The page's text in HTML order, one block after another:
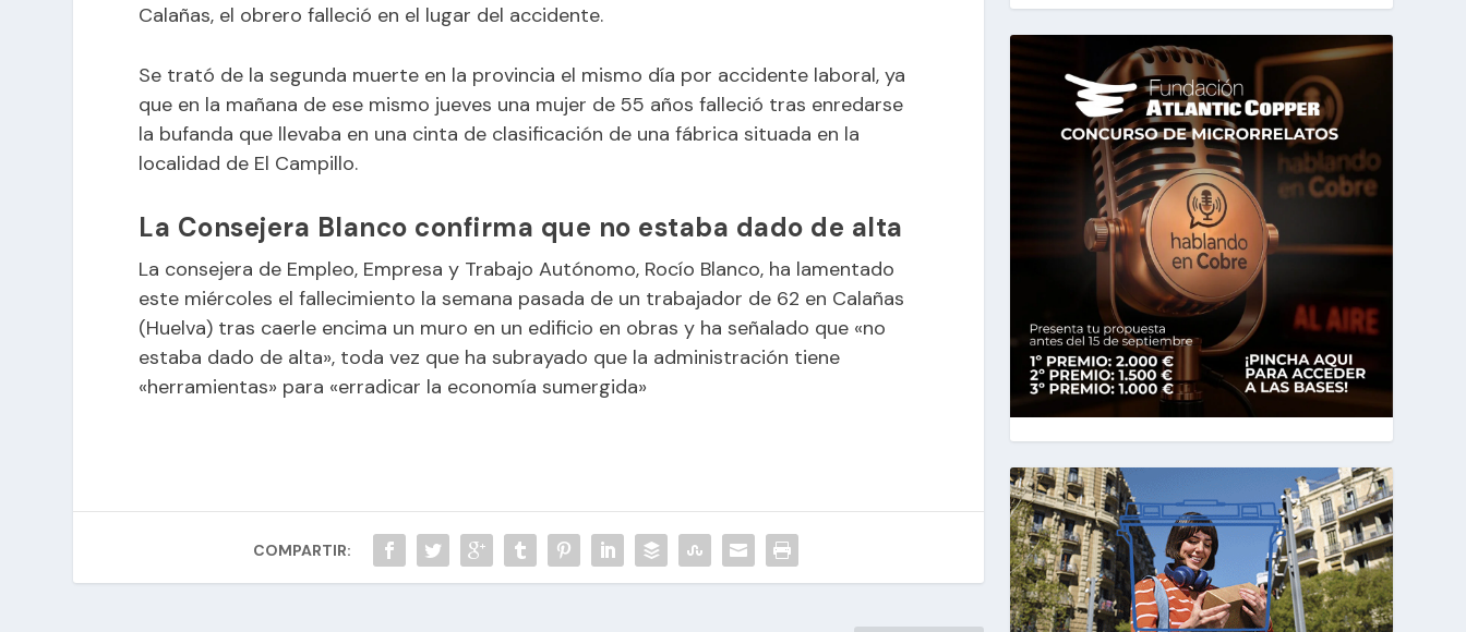
Calañas, el obrero falleció en el lugar del accidente.
Se trató de la segunda muerte en la provincia el mismo día por accidente laboral, ya
que en la mañana de ese mismo jueves una mujer de 55 años falleció tras enredarse
la bufanda que llevaba en una cinta de clasificación de una fábrica situada en la
localidad de El Campillo.
La Consejera Blanco confirma que no estaba dado de alta
La consejera de Empleo, Empresa y Trabajo Autónomo, Rocío Blanco, ha lamentado
este miércoles el fallecimiento la semana pasada de un trabajador de 62 en Calañas
(Huelva) tras caerle encima un muro en un edificio en obras y ha señalado que «no
estaba dado de alta», toda vez que ha subrayado que la administración tiene
«herramientas» para «erradicar la economía sumergida»
COMPARTIR: